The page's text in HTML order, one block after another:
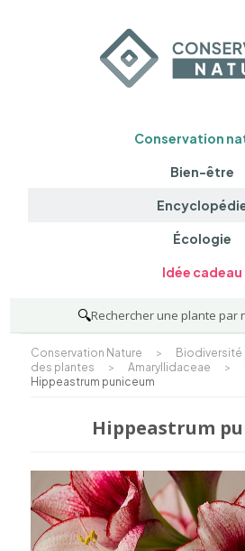
Conservation
Bien-être
Écologie
Idée cadeau
🔍Rechercher une plante par
Conservation Nature > Biodiversité
des plantes
> Amaryllidaceae >
Hippeastrum puniceum
Hippeastrum